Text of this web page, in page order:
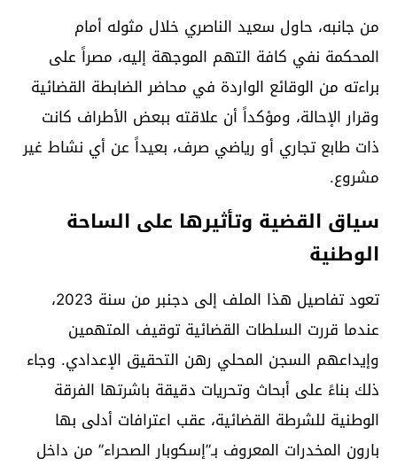
من جانبه، حاول سعيد الناصري خلال مثوله أمام
المحكمة نفي كافة التهم الموجهة إليه، مصراً على
براءته من الوقائع الواردة في محاضر الضابطة القضائية
وقرار الإحالة، ومؤكداً أن علاقته ببعض الأطراف كانت
ذات طابع تجاري أو رياضي صرف، بعيداً عن أي نشاط غير
مشروع.
سياق القضية وتأثيرها على الساحة
الوطنية
تعود تفاصيل هذا الملف إلى دجنبر من سنة 2023،
عندما قررت السلطات القضائية توقيف المتهمين
وإيداعهم السجن المحلي رهن التحقيق الإعدادي. وجاء
ذلك بناءً على أبحاث وتحريات دقيقة باشرتها الفرقة
الوطنية للشرطة القضائية، عقب اعترافات أدلى بها
بارون المخدرات المعروف بـ”إسكوبار الصحراء” من داخل